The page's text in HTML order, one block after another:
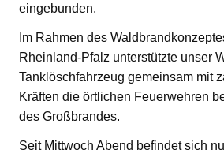
eingebunden.
Im Rahmen des
Rheinland-Pfalz unterstützte unser
Tanklöschfahrzeug gemeinsam mit
Kräften die örtlichen Feuerwehren
des Großbrandes.
Seit Mittwoch Abend befindet sich